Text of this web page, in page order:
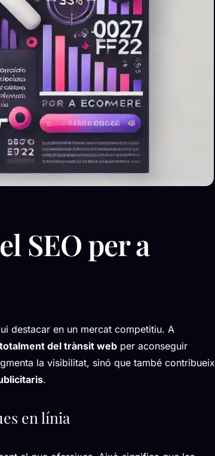
SEO per a
destacar en un mercat competitiu. A
del trànsit web per aconseguir
la visibilitat, sinó que també contribueix
.
en línia